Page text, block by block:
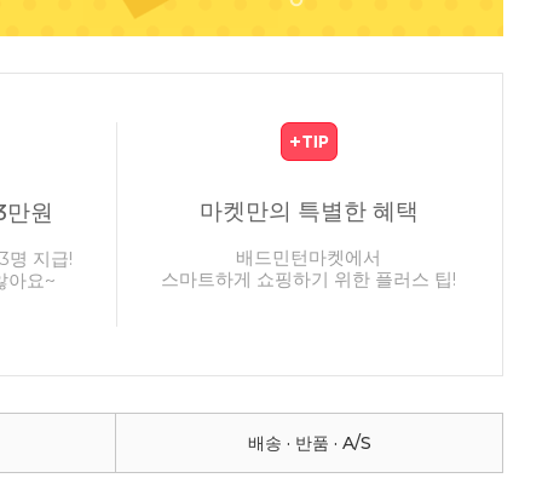
원
명 지급!
아요~
마켓만의 특별한 혜택
배드민턴마켓에서
스마트하게 쇼핑하기 위한 플러스 팁!
배송 · 반품 · A/S